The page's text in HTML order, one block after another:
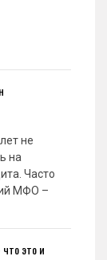
не
на
Часто
МФО –
это и